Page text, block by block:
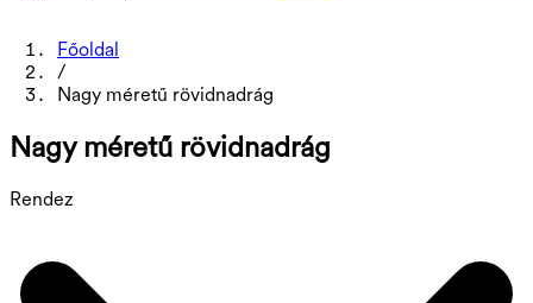
Főoldal
/
Nagy méretű rövidnadrág
Nagy méretű rövidnadrág
Rendez